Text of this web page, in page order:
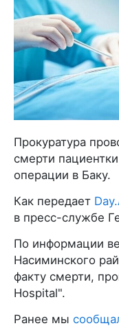
Прокуратура
смерти
операции в Баку.
Как передает
в пресс-службе
По информации
Насиминского
факту смерти,
Hospital".
Ранее мы